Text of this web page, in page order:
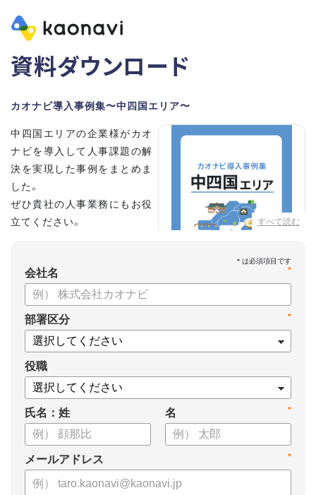
資料ダウンロード
カオナビ導入事例集〜中四国エリア〜
すべて読む
中四国エリアの企業様がカオ
ナビを導入して人事課題の解
決を実現した事例をまとめま
した。
ぜひ貴社の人事業務にもお役
立てください。
*
会社名
*
部署区分
役職
氏名：姓 *
名
*
メールアドレス